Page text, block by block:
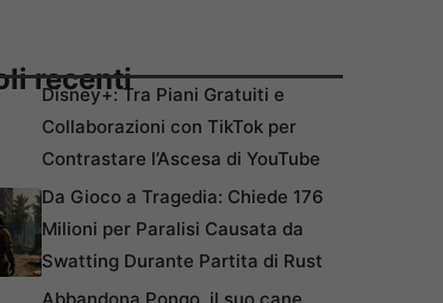
recenti
Disney+: Tra Piani Gratuiti e
Collaborazioni con TikTok per
Contrastare l’Ascesa di YouTube
Da Gioco a Tragedia: Chiede 176
Milioni per Paralisi Causata da
Swatting Durante Partita di Rust